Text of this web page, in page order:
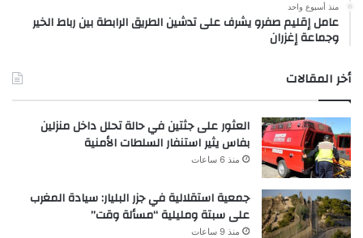
منذ أسبوع واحد
عامل إقليم صفرو يشرف على تدشين الطريق الرابطة بين رباط الخير
وجماعة إغزران
أخر المقالات
العثور على جثتين في حالة تحلل داخل منزلين
بفاس يثير استنفار السلطات الأمنية
منذ 6 ساعات
جمعية استقلالية في جزر البليار: سيادة المغرب
على سبتة ومليلية “مسألة وقت”
منذ 9 ساعات